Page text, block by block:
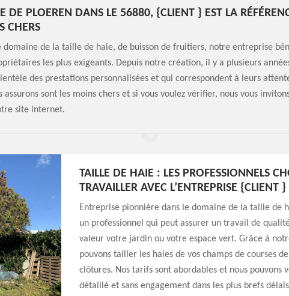
DE PLOEREN DANS LE 56880, {CLIENT } EST LA
CHERS
domaine de la taille de haie, de buisson de fruitiers, notre entreprise
les plus exigeants. Depuis notre création, il y a plusieurs
des prestations personnalisées et qui correspondent à leurs
assurons sont les moins chers et si vous voulez vérifier, nous vous
site internet.
TAILLE DE HAIE : LES PROFESSIONNELS
TRAVAILLER AVEC L’ENTREPRISE {CLIENT }
Entreprise pionnière dans le domaine de la taille de
un professionnel qui peut assurer un travail de
valeur votre jardin ou votre espace vert. Grâce à
pouvons tailler les haies de vos champs de courses
clôtures. Nos tarifs sont abordables et nous pouvons
détaillé et sans engagement dans les plus brefs